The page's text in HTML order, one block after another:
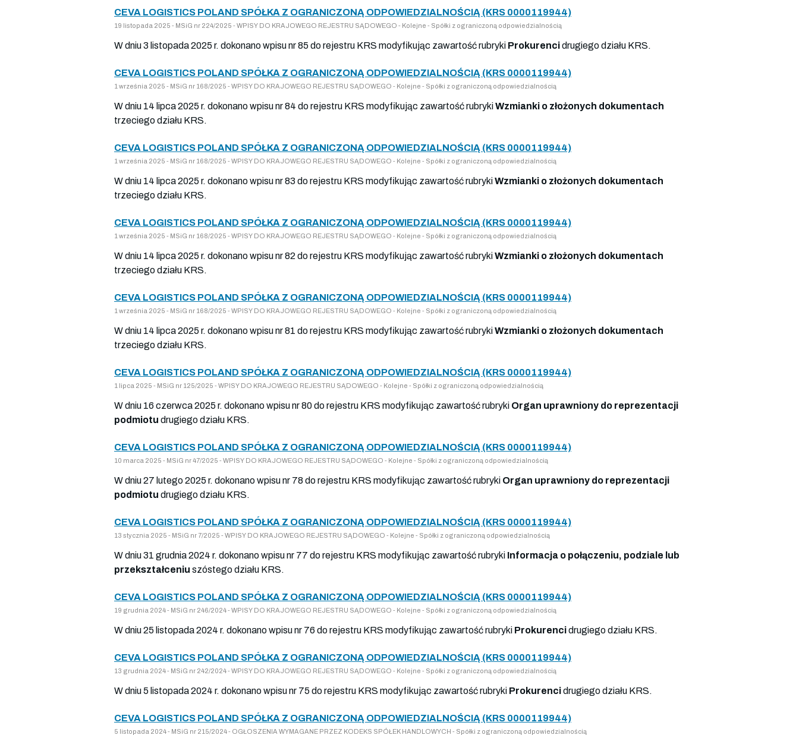
CEVA LOGISTICS POLAND SPÓŁKA Z OGRANICZONĄ ODPOWIEDZIALNOŚCIĄ (KRS 0000119944)
19 listopada 2025 - MSiG nr 224/2025 - WPISY DO KRAJOWEGO REJESTRU SĄDOWEGO - Kolejne - Spółki z ograniczoną odpowiedzialnością
W dniu 3 listopada 2025 r. dokonano wpisu nr 85 do rejestru KRS modyfikując zawartość rubryki Prokurencidrugiego działu KRS.
CEVA LOGISTICS POLAND SPÓŁKA Z OGRANICZONĄ ODPOWIEDZIALNOŚCIĄ (KRS 0000119944)
1 września 2025 - MSiG nr 168/2025 - WPISY DO KRAJOWEGO REJESTRU SĄDOWEGO - Kolejne - Spółki z ograniczoną odpowiedzialnością
W dniu 14 lipca 2025 r. dokonano wpisu nr 84 do rejestru KRS modyfikując zawartość rubrykiWzmianki o złożonych dokumentach
trzeciego działu KRS.
CEVA LOGISTICS POLAND SPÓŁKA Z OGRANICZONĄ ODPOWIEDZIALNOŚCIĄ (KRS 0000119944)
1 września 2025 - MSiG nr 168/2025 - WPISY DO KRAJOWEGO REJESTRU SĄDOWEGO - Kolejne - Spółki z ograniczoną odpowiedzialnością
W dniu 14 lipca 2025 r. dokonano wpisu nr 83 do rejestru KRS modyfikując zawartość rubrykiWzmianki o złożonych dokumentach
trzeciego działu KRS.
CEVA LOGISTICS POLAND SPÓŁKA Z OGRANICZONĄ ODPOWIEDZIALNOŚCIĄ (KRS 0000119944)
1 września 2025 - MSiG nr 168/2025 - WPISY DO KRAJOWEGO REJESTRU SĄDOWEGO - Kolejne - Spółki z ograniczoną odpowiedzialnością
W dniu 14 lipca 2025 r. dokonano wpisu nr 82 do rejestru KRS modyfikując zawartość rubrykiWzmianki o złożonych dokumentach
trzeciego działu KRS.
CEVA LOGISTICS POLAND SPÓŁKA Z OGRANICZONĄ ODPOWIEDZIALNOŚCIĄ (KRS 0000119944)
1 września 2025 - MSiG nr 168/2025 - WPISY DO KRAJOWEGO REJESTRU SĄDOWEGO - Kolejne - Spółki z ograniczoną odpowiedzialnością
W dniu 14 lipca 2025 r. dokonano wpisu nr 81 do rejestru KRS modyfikując zawartość rubrykiWzmianki o złożonych dokumentach
trzeciego działu KRS.
CEVA LOGISTICS POLAND SPÓŁKA Z OGRANICZONĄ ODPOWIEDZIALNOŚCIĄ (KRS 0000119944)
1 lipca 2025 - MSiG nr 125/2025 - WPISY DO KRAJOWEGO REJESTRU SĄDOWEGO - Kolejne - Spółki z ograniczoną odpowiedzialnością
W dniu 16 czerwca 2025 r. dokonano wpisu nr 80 do rejestru KRS modyfikując zawartość rubryki Organ uprawniony do reprezentacji
podmiotu drugiego działu KRS.
CEVA LOGISTICS POLAND SPÓŁKA Z OGRANICZONĄ ODPOWIEDZIALNOŚCIĄ (KRS 0000119944)
10 marca 2025 - MSiG nr 47/2025 - WPISY DO KRAJOWEGO REJESTRU SĄDOWEGO - Kolejne - Spółki z ograniczoną odpowiedzialnością
W dniu 27 lutego 2025 r. dokonano wpisu nr 78 do rejestru KRS modyfikując zawartość rubryki Organ uprawniony do reprezentacji
podmiotu drugiego działu KRS.
CEVA LOGISTICS POLAND SPÓŁKA Z OGRANICZONĄ ODPOWIEDZIALNOŚCIĄ (KRS 0000119944)
13 stycznia 2025 - MSiG nr 7/2025 - WPISY DO KRAJOWEGO REJESTRU SĄDOWEGO - Kolejne - Spółki z ograniczoną odpowiedzialnością
W dniu 31 grudnia 2024 r. dokonano wpisu nr 77 do rejestru KRS modyfikując zawartość rubryki Informacja o połączeniu, podziale lub
przekształceniu szóstego działu KRS.
CEVA LOGISTICS POLAND SPÓŁKA Z OGRANICZONĄ ODPOWIEDZIALNOŚCIĄ (KRS 0000119944)
19 grudnia 2024 - MSiG nr 246/2024 - WPISY DO KRAJOWEGO REJESTRU SĄDOWEGO - Kolejne - Spółki z ograniczoną odpowiedzialnością
W dniu 25 listopada 2024 r. dokonano wpisu nr 76 do rejestru KRS modyfikując zawartość rubryki Prokurencidrugiego działu KRS.
CEVA LOGISTICS POLAND SPÓŁKA Z OGRANICZONĄ ODPOWIEDZIALNOŚCIĄ (KRS 0000119944)
13 grudnia 2024 - MSiG nr 242/2024 - WPISY DO KRAJOWEGO REJESTRU SĄDOWEGO - Kolejne - Spółki z ograniczoną odpowiedzialnością
W dniu 5 listopada 2024 r. dokonano wpisu nr 75 do rejestru KRS modyfikując zawartość rubryki Prokurencidrugiego działu KRS.
CEVA LOGISTICS POLAND SPÓŁKA Z OGRANICZONĄ ODPOWIEDZIALNOŚCIĄ (KRS 0000119944)
5 listopada 2024 - MSiG nr 215/2024 - OGŁOSZENIA WYMAGANE PRZEZ KODEKS SPÓŁEK HANDLOWYCH - Spółki z ograniczoną odpowiedzialnością